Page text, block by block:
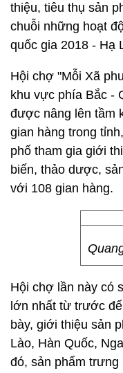
thiệu, tiêu thụ sản
chuỗi những hoạt
quốc gia 2018 - Hạ
Hội chợ "Mỗi Xã
khu vực phía Bắc -
được nâng lên tầm
gian hàng trong
phố tham gia giới
biến, thảo dược,
với 108 gian hàng.
Hội chợ lần này có
lớn nhất từ trước
bày, giới thiệu sản
Lào, Hàn Quốc,
đó, sản phẩm trưng